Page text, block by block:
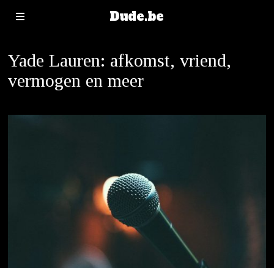
Dude.be
Yade Lauren: afkomst, vriend,
vermogen en meer